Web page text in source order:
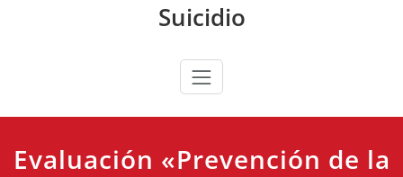
Suicidio
Evaluación «Prevención de la